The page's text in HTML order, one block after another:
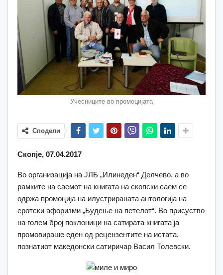
Учесниците во промоцијата
Сподели
Скопје, 07.04.2017
Во организација на ЈЛБ „Илинеден“ Делчево, а во
рамките на саемот на книгата на скопски саем се
одржа промоција на илустрираната антологија на
еротски афоризми „Будење на петелот“. Во присуство
на голем број поклоници на сатирата книгата ја
промовираше еден од рецензентите на истата,
познатиот македонски сатиричар Васил Толевски.